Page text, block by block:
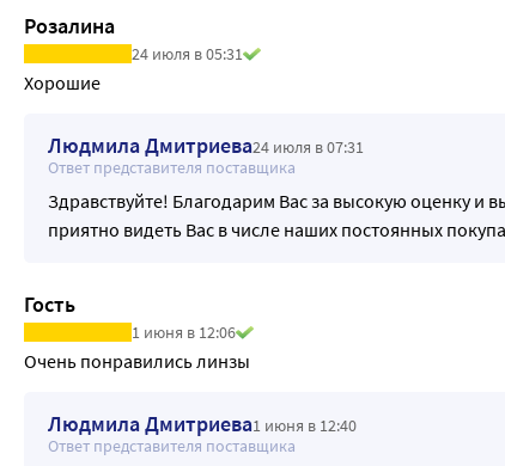
Розалина
24 июля в 05:31
Хорошие
Людмила Дмитриева24 июля в 07:31
Ответ представителя поставщика
Здравствуйте! Благодарим Вас за высокую оценку и
приятно видеть Вас в числе наших постоянных
Гость
1 июня в 12:06
Очень понравились линзы
Людмила Дмитриева1 июня в 12:40
Ответ представителя поставщика